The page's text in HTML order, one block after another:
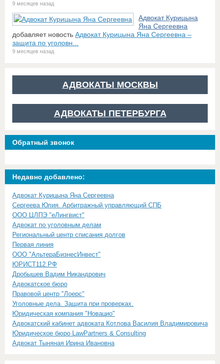
9 месяцев назад
Адвокат Курицына
Яна Сергеевна
добавляет новость Адвокат Курицына Яна Сергеевна –
защита по уголовн...
9 месяцев назад
АДВОКАТЫ МОСКВЫ
АДВОКАТЫ ПЕТЕРБУРГА
Обратный звонок
Недавно добавлено:
Адвокат Курицына Яна Сергеевна
Сергеева Юлия. Арбитражный управляющий СПБ
ООО ЦЛПЭ "еЛингвист"
Адвокат по уголовным делам
Региональный центр списания долгов
Первая линия
ООО "АльтераБизнесИнвест"
ЮРИСТ112.РФ
Дробышев Вадим Никандрович
Адвокатское бюро
Правовой центр "Лоерс"
Уголовные дела. Защита при проверках.
Юридическая компания "Новацио"
Адвокатский кабинет адвоката Котлова Василия Владимировича
Юридическое бюро LawPartners & Consulting
Адвокат Тыняная Ирина Ивановна